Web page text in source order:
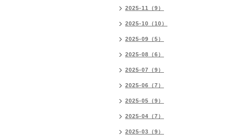
2025-11（9）
2025-10（10）
2025-09（5）
2025-08（6）
2025-07（9）
2025-06（7）
2025-05（9）
2025-04（7）
2025-03（9）